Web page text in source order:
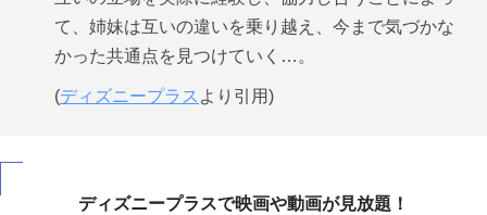
て、姉妹は互いの違いを乗り越え、今まで気づかな
かった共通点を見つけていく…。
(ディズニープラス より引用)
ディズニープラスで映画や動画が見放題！